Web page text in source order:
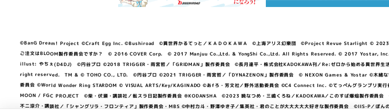
©BanG Dream! Project ©Craft Egg Inc. ©Bushiroad ©異世界かるてっと／ＫＡＤＯＫＡＷＡ ©上海アリス幻樂団 ©Project Revue Starlight ©
ご注文はBLOOM製作委員会ですか？ © 2016 COVER Corp. © 2017 Manjuu Co.,Ltd. & YongShi Co.,Ltd. All Rights Reserved. © 2017
illust: やちぇ(D4DJ) ©円谷プロ ©2018 TRIGGER・雨宮哲／「GRIDMAN」製作委員会 ©長月達平・株式会社KADOKAWA刊／Re:ゼロから始める異世界
right reserved. TM & © TOHO CO., LTD. ©円谷プロ ©2021 TRIGGER・雨宮哲／「DYNAZENON」製作委員会 © NEXON Games & Yostar ©木緒なち・
委員会 ©World Wonder Ring STARDOM © VISUAL ARTS/Key/KAGINADO ©あfろ・芳文社／野外活動委員会 ©C4 Connect Inc. ©てっぺんグランプリ実
MOON / FGC PROJECT ©柴・伏瀬・講談社／転スラ日記製作委員会 ®KODANSHA ©2023 暁なつめ・三嶋くろね／KADOKAWA／このすば爆焔製
不二涼介・講談社／「シャングリラ・フロンティア」製作委員会・MBS ©中村力斗・野澤ゆき子／集英社・君のことが大大大大大好きな製作委員会 ©IIS-P／